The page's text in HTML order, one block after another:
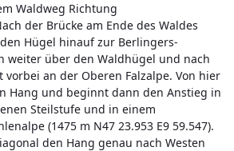
Waldweg Richtung
der Brücke am Ende des Waldes
Hügel hinauf zur Berlingers-
weiter über den Waldhügel und nach
an der Oberen Falzalpe. Von hier
Hang und beginnt dann den Anstieg in
Steilstufe und in einem
(1475 m N47 23.953 E9 59.547).
den Hang genau nach Westen